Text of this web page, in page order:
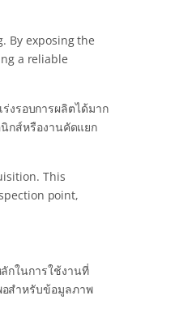
By exposing the
a reliable
งรอบการผลิตได้มาก
กส์หรืองานคัดแยก
This
point,
กในการใช้งานที่
อสำหรับข้อมูลภาพ